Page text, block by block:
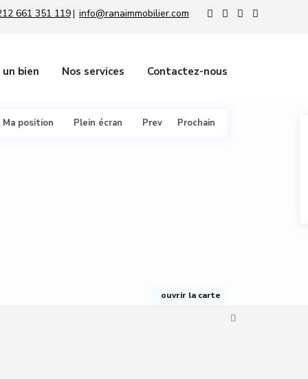
661 351 119| info@ranaimmobilier.com
bien Nos services Contactez-nous
ouvrir la carte
Ma position Plein écran Prev Prochain